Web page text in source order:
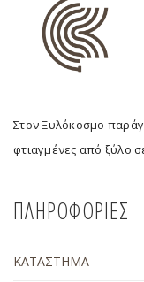
Στον Ξυλόκοσμο
φτιαγμένες από ξύλο
ΠΛΗΡΟΦΟΡΙΕΣ
ΚΑΤΑΣΤΗΜΑ